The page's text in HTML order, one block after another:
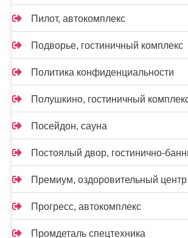
Пилот, автокомплекс
Подворье, гостиничный комплекс
Политика конфиденциальности
Полушкино, гостиничный
Посейдон, сауна
Постоялый двор, гостинично-
Премиум, оздоровительный центр
Прогресс, автокомплекс
Промдеталь спецтехника